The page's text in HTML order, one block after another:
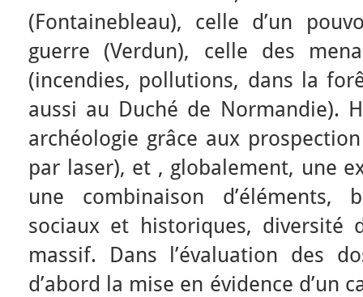
(Fontainebleau), celle d’un
guerre (Verdun), celle des
(incendies, pollutions, dans la
aussi au Duché de Normandie).
archéologie grâce aux
par laser), et , globalement, une
une combinaison d’éléments,
sociaux et historiques, diversité
massif. Dans l’évaluation des
d’abord la mise en évidence d’un